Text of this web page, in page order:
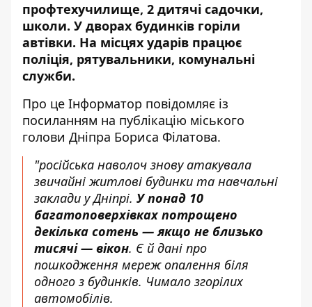
профтехучилище, 2 дитячі садочки,
школи. У дворах будинків горіли
автівки. На місцях ударів працює
поліція, рятувальники, комунальні
служби.
Про це Інформатор повідомляє із
посиланням на публікацію міського
голови Дніпра Бориса Філатова.
"російська наволоч знову атакувала
звичайні житлові будинки та навчальні
заклади у Дніпрі. У понад 10
багатоповерхівках потрощено
декілька сотень — якщо не близько
тисячі — вікон. Є й дані про
пошкодження мереж опалення біля
одного з будинків. Чимало згорілих
автомобілів.